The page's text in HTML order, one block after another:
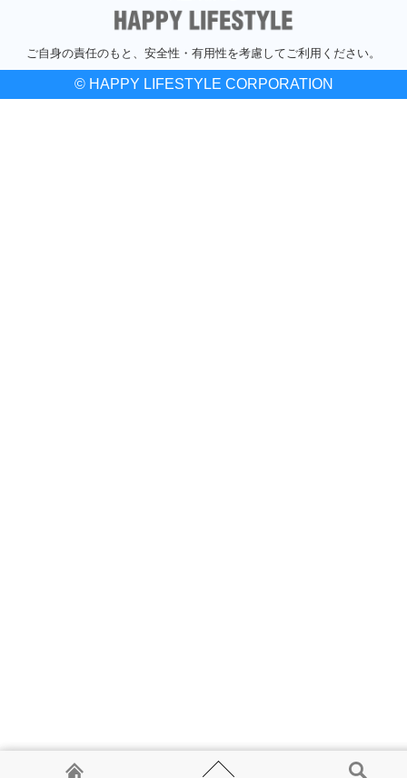
ご自身の責任のもと、安全性・有用性を考慮してご利用ください。
© HAPPY LIFESTYLE CORPORATION